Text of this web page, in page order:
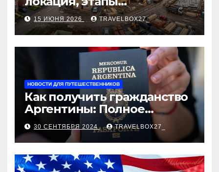
строительства, проверка
застройщика, сценарии
оформления сделки и
рыночные ориентиры
15 ИЮНЯ 2026 TRAVELBOX27_
НОВОСТИ ДЛЯ ПУТЕШЕСТВЕННИКОВ
Как получить гражданство
Аргентины: Полное
руководство
30 СЕНТЯБРЯ 2024 TRAVELBOX27_